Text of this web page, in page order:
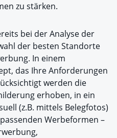
zu stärken.
bei der Analyse der
der besten Standorte
In einem
das Ihre Anforderungen
werden die
erhoben, in ein
(z.B. mittels Belegfotos)
Werbeformen –